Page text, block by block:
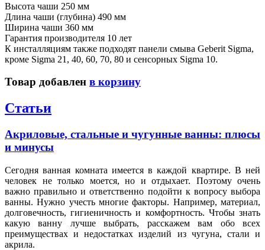
Высота чаши 250 мм
Длина чаши (глубина) 490 мм
Ширина чаши 360 мм
Гарантия производителя 10 лет
К инсталляциям также подходят панели смыва Geberit Sigma,
кроме Sigma 21, 40, 60, 70, 80 и сенсорных Sigma 10.
Товар добавлен в корзину
Статьи
Акриловые, стальные и чугунные ванны: плюсы
и минусы
Сегодня ванная комната имеется в каждой квартире. В ней
человек не только моется, но и отдыхает. Поэтому очень
важно правильно и ответственно подойти к вопросу выбора
ванны. Нужно учесть многие факторы. Например, материал,
долговечность, гигиеничность и комфортность. Чтобы знать
какую ванну лучше выбрать, расскажем вам обо всех
преимуществах и недостатках изделий из чугуна, стали и
акрила.